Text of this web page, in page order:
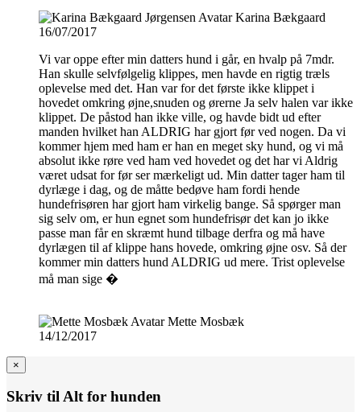
Karina Bækgaard
16/07/2017
Vi var oppe efter min datters hund i går, en hvalp på 7mdr.
Han skulle selvfølgelig klippes, men havde en rigtig træls
oplevelse med det. Han var for det første ikke klippet i
hovedet omkring øjne,snuden og ørerne Ja selv halen var ikke
klippet. De påstod han ikke ville, og havde bidt ud efter
manden hvilket han ALDRIG har gjort før ved nogen. Da vi
kommer hjem med ham er han en meget sky hund, og vi må
absolut ikke røre ved ham ved hovedet og det har vi Aldrig
været udsat for før ser mærkeligt ud. Min datter tager ham til
dyrlæge i dag, og de måtte bedøve ham fordi hende
hundefrisøren har gjort ham virkelig bange. Så spørger man
sig selv om, er hun egnet som hundefrisør det kan jo ikke
passe man får en skræmt hund tilbage derfra og må have
dyrlægen til af klippe hans hovede, omkring øjne osv. Så der
kommer min datters hund ALDRIG ud mere. Trist oplevelse
må man sige �
Mette Mosbæk
14/12/2017
×
Skriv til Alt for hunden